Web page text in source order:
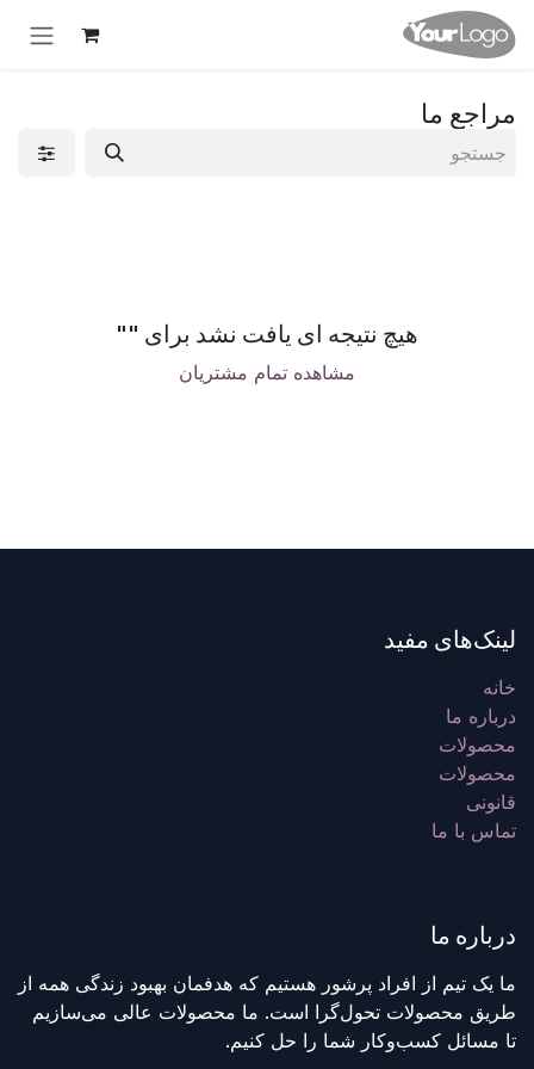
Skip to Content
مراجع ما
هیچ نتیجه ای یافت نشد برای ""
مشاهده تمام مشتریان
لینک‌های مفید
خانه
درباره ما
محصولات
محصولات
قانونی
تماس با ما
درباره ما
ما یک تیم از افراد پرشور هستیم که هدفمان بهبود زندگی همه از
طریق محصولات تحول‌گرا است. ما محصولات عالی می‌سازیم
تا مسائل کسب‌وکار شما را حل کنیم.